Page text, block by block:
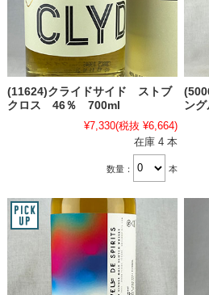
(11624)クライドサイド ストブ
クロス 46％ 700ml
¥7,330(税抜 ¥6,664)
在庫 4 本
数量： 本
ン